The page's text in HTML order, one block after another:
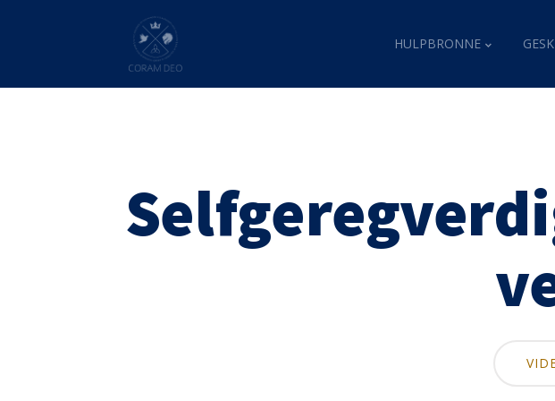
HULPBRONNE